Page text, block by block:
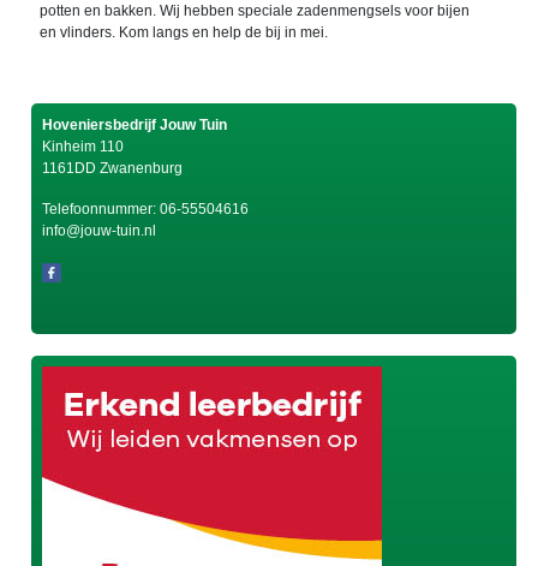
potten en bakken. Wij hebben speciale zadenmengsels voor bijen
en vlinders. Kom langs en help de bij in mei.
Hoveniersbedrijf Jouw Tuin
Kinheim 110
1161DD Zwanenburg
Telefoonnummer: 06-55504616
info@jouw-tuin.nl